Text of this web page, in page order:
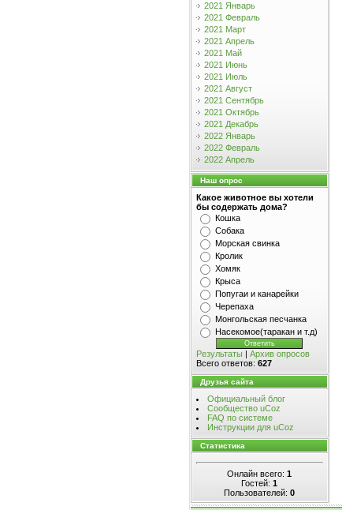
2021 Январь
2021 Февраль
2021 Март
2021 Апрель
2021 Май
2021 Июнь
2021 Июль
2021 Август
2021 Сентябрь
2021 Октябрь
2021 Декабрь
2022 Январь
2022 Февраль
2022 Апрель
Наш опрос
Какое животное вы хотели
бы содержать дома?
Кошка
Собака
Морская свинка
Кролик
Хомяк
Крыса
Попугаи и канарейки
Черепаха
Монгольская песчанка
Насекомое(таракан и т.д)
Результаты| Архив опросов
Всего ответов: 627
Друзья сайта
Официальный блог
Сообщество uCoz
FAQ по системе
Инструкции для uCoz
Статистика
Онлайн всего: 1
Гостей: 1
Пользователей: 0